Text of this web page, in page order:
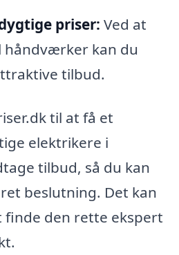
priser: Ved at
håndværker kan du
tilbud.
til at få et
elektrikere i
tilbud, så du kan
beslutning. Det kan
den rette ekspert